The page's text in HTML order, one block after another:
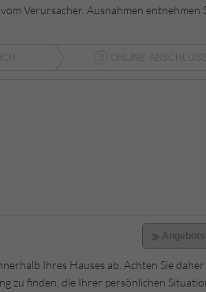
Verursacher. Ausnahmen entnehmen
Ihres Hauses ab. Achten Sie daher
zu finden, die Ihrer persönlichen